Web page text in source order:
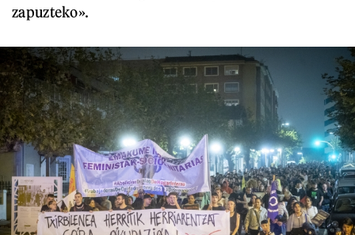
zapuzteko».